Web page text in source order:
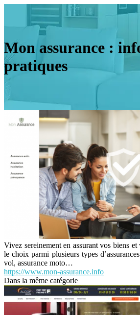
Mon assurance :
pratiques
Vivez sereinement en assurant vos biens
le choix parmi plusieurs types
vol, assurance moto…
https://www.mon-assurance.info
Dans la même catégorie